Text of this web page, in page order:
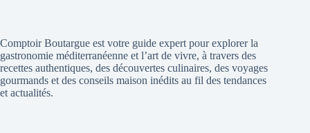
Comptoir Boutargue est votre guide expert pour explorer la
gastronomie méditerranéenne et l’art de vivre, à travers des
recettes authentiques, des découvertes culinaires, des voyages
gourmands et des conseils maison inédits au fil des tendances
et actualités.